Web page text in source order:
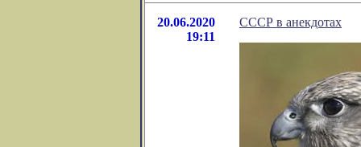
20.06.2020
19:11
СССР в анекдотах